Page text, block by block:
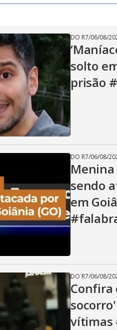
V
i
d
e
o
DO R7/06/08/
solto
prisão
DO R7/06/08/
Menina
sendo
em
DO R7/06/08/
Confira
vítimas